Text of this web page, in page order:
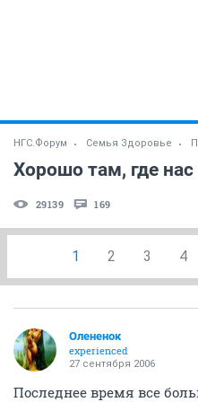
НГС.Форум Семья Здоровье
Хорошо там, где нас
29139 169
1 2 3 4
Олененок
experienced
27 сентября 2006
Последнее время все